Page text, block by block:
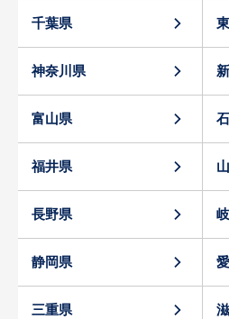
千葉県
神奈川県
富山県
福井県
長野県
静岡県
三重県